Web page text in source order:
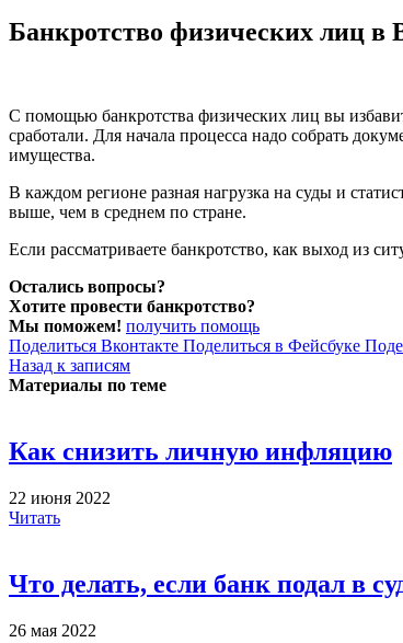
Банкротство физических лиц
С помощью банкротства физических лиц вы
сработали. Для начала процесса надо собрать
имущества.
В каждом регионе разная нагрузка на суды и
выше, чем в среднем по стране.
Если рассматриваете банкротство, как выход из
Остались вопросы?
Хотите провести банкротство?
Мы поможем! получить помощь
Поделиться Вконтакте Поделиться в Фейсбуке
Назад к записям
Материалы по теме
Как снизить личную инфляцию
22 июня 2022
Читать
Что делать, если банк подал в
26 мая 2022